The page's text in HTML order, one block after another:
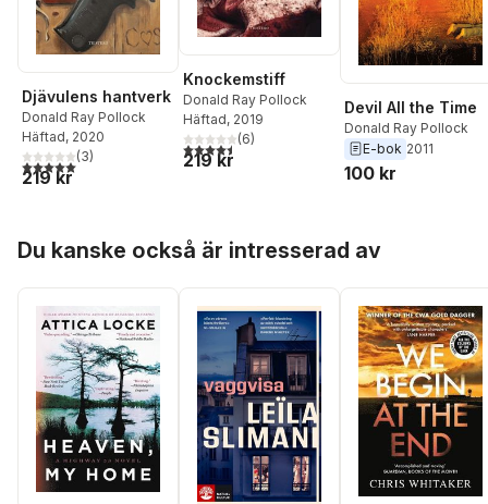
Djävulens hantverk
Donald Ray Pollock
Häftad, 2020
5,0utav 5 stjärnor. Totalt antal röster:
(3)
219 kr
Knockemstiff
Donald Ray Pollock
Häftad, 2019
4,5utav 5 stjärnor. Totalt antal röster:
(6)
219 kr
Devil All the Time
Donald Ray Pollock
E-bok 2011
100 kr
Du kanske också är intresserad av